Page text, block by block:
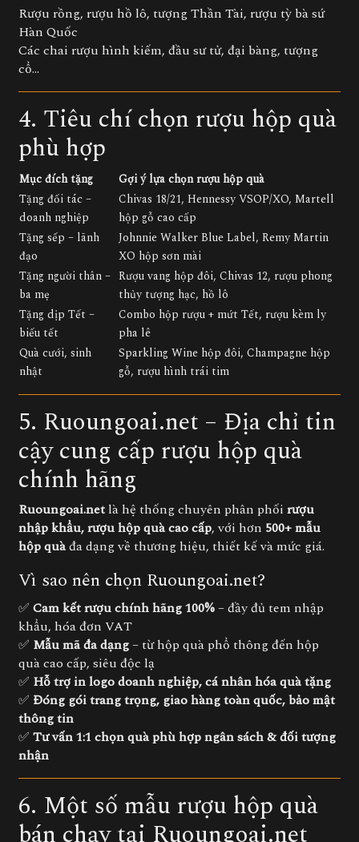
Rượu rồng, rượu hồ lô, tượng Thần Tài, rượu tỳ bà sứ
Hàn Quốc
Các chai rượu hình kiếm, đầu sư tử, đại bàng, tượng
cổ…
4. Tiêu chí chọn rượu hộp quà
phù hợp
Mục đích tặng
Gợi ý lựa chọn rượu hộp quà
Tặng đối tác –
doanh nghiệp
Chivas 18/21, Hennessy VSOP/XO, Martell
hộp gỗ cao cấp
Tặng sếp – lãnh
đạo
Johnnie Walker Blue Label, Remy Martin
XO hộp sơn mài
Tặng người thân –
ba mẹ
Rượu vang hộp đôi, Chivas 12, rượu phong
thủy tượng hạc, hồ lô
Tặng dịp Tết –
biếu tết
Combo hộp rượu + mứt Tết, rượu kèm ly
pha lê
Quà cưới, sinh
nhật
Sparkling Wine hộp đôi, Champagne hộp
gỗ, rượu hình trái tim
5. Ruoungoai.net – Địa chỉ tin
cậy cung cấp rượu hộp quà
chính hãng
Ruoungoai.net là hệ thống chuyên phân phối rượu
nhập khẩu, rượu hộp quà cao cấp, với hơn 500+ mẫu
hộp quàđa dạng về thương hiệu, thiết kế và mức giá.
Vì sao nên chọn Ruoungoai.net?
✅ Cam kết rượu chính hãng 100%– đầy đủ tem nhập
khẩu, hóa đơn VAT
✅ Mẫu mã đa dạng– từ hộp quà phổ thông đến hộp
quà cao cấp, siêu độc lạ
✅ Hỗ trợ in logo doanh nghiệp, cá nhân hóa quà tặng
✅ Đóng gói trang trọng, giao hàng toàn quốc, bảo mật
thông tin
✅ Tư vấn 1:1 chọn quà phù hợp ngân sách & đối tượng
nhận
6. Một số mẫu rượu hộp quà